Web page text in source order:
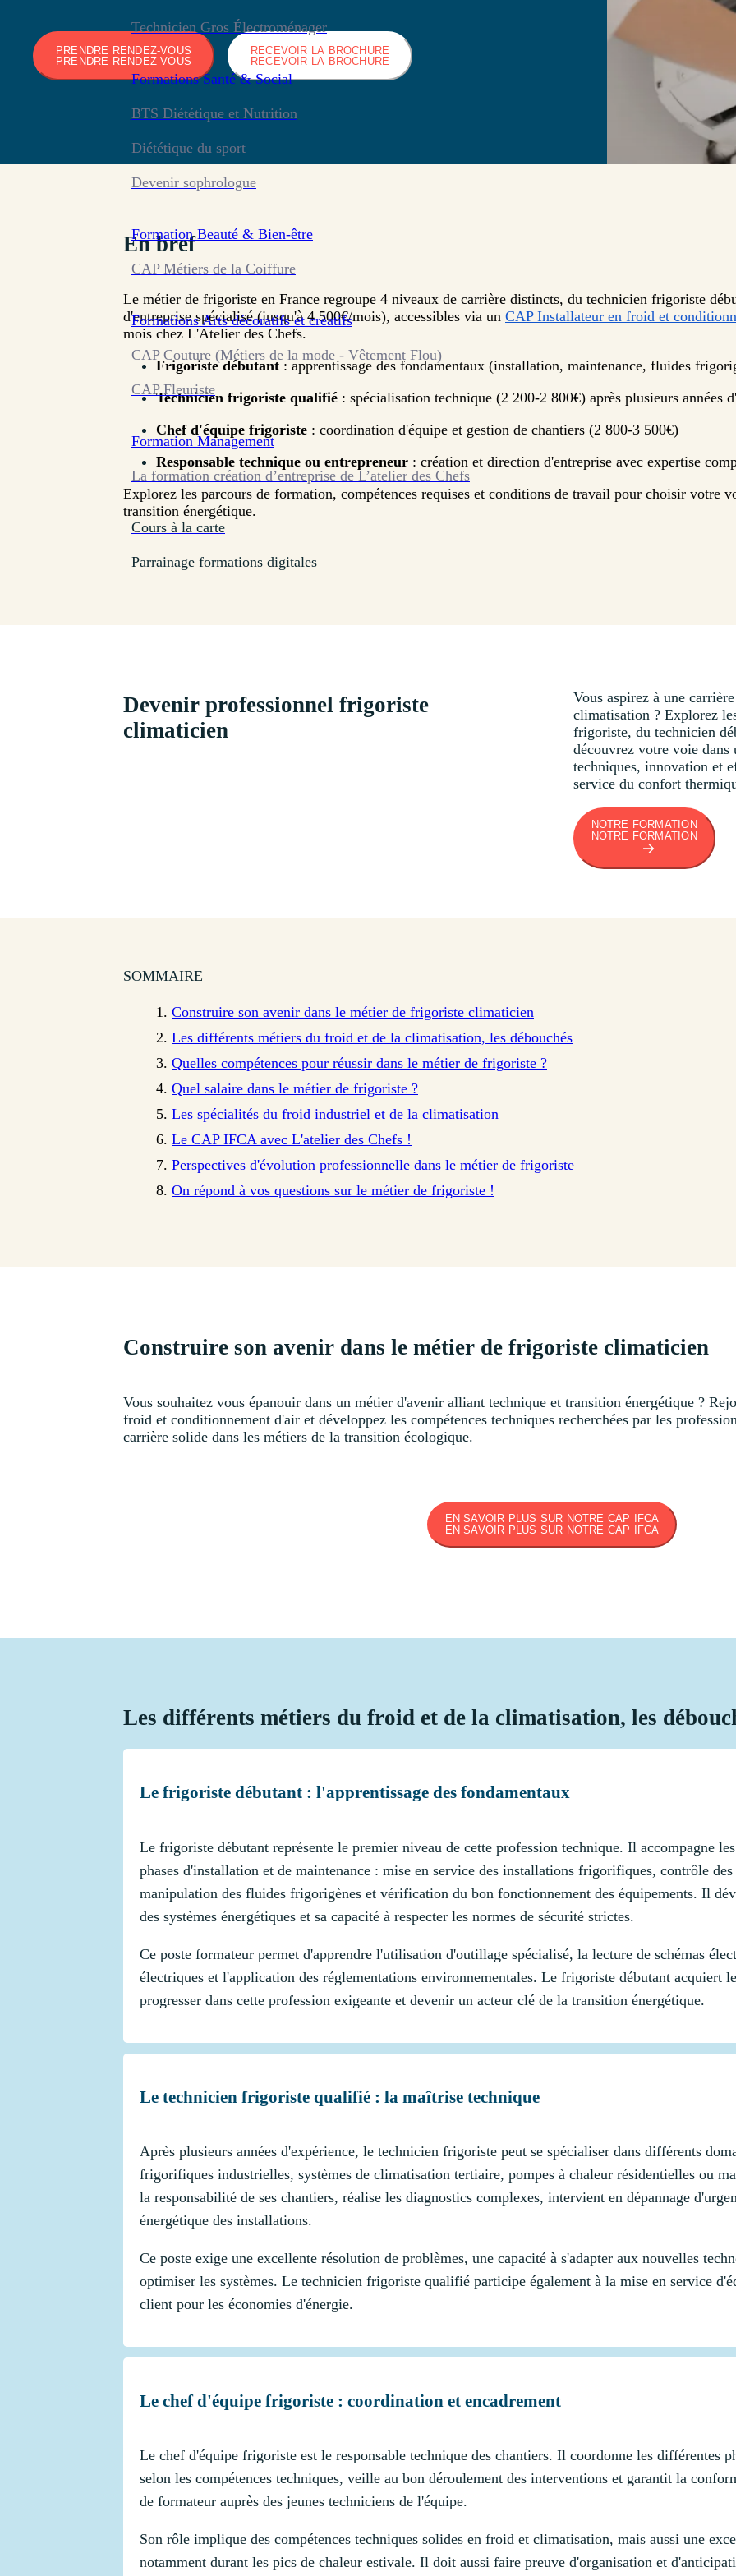
Technicien Gros Électroménager
Formations Santé & Social
BTS Diététique et Nutrition
Diététique du sport
Devenir sophrologue
Formation Beauté & Bien-être
CAP Métiers de la Coiffure
Formations Arts décoratifs et créatifs
CAP Couture (Métiers de la mode - Vêtement Flou)
CAP Fleuriste
Formation Management
La formation création d’entreprise de L’atelier des Chefs
Cours à la carte
Parrainage formations digitales
PRENDRE RENDEZ-VOUS
PRENDRE RENDEZ-VOUS
RECEVOIR LA BROCHURE
RECEVOIR LA BROCHURE
En bref
Le métier de frigoriste en France regroupe 4 niveaux de carrière distincts, du technicien frigoriste
d'entreprise spécialisé (jusqu'à 4 500€/mois), accessibles via un CAP Installateur en froid et
mois chez L'Atelier des Chefs.
Frigoriste débutant: apprentissage des fondamentaux (installation, maintenance, fluides
Technicien frigoriste qualifié : spécialisation technique (2 200-2 800€) après plusieurs années
Chef d'équipe frigoriste : coordination d'équipe et gestion de chantiers (2 800-3 500€)
Responsable technique ou entrepreneur : création et direction d'entreprise avec expertise
Explorez les parcours de formation, compétences requises et conditions de travail pour choisir votre
transition énergétique.
Devenir professionnel frigoriste
climaticien
Vous aspirez à une
climatisation ? Explorez
frigoriste, du technicien
découvrez votre voie dans
techniques, innovation et
service du confort
NOTRE FORMATION
NOTRE FORMATION
SOMMAIRE
Construire son avenir dans le métier de frigoriste climaticien
Les différents métiers du froid et de la climatisation, les débouchés
Quelles compétences pour réussir dans le métier de frigoriste ?
Quel salaire dans le métier de frigoriste ?
Les spécialités du froid industriel et de la climatisation
Le CAP IFCA avec L'atelier des Chefs !
Perspectives d'évolution professionnelle dans le métier de frigoriste
On répond à vos questions sur le métier de frigoriste !
Construire son avenir dans le métier de frigoriste climaticien
Vous souhaitez vous épanouir dans un métier d'avenir alliant technique et transition énergétique ?
froid et conditionnement d'air et développez les compétences techniques recherchées par les
carrière solide dans les métiers de la transition écologique.
EN SAVOIR PLUS SUR NOTRE CAP IFCA
EN SAVOIR PLUS SUR NOTRE CAP IFCA
Les différents métiers du froid et de la climatisation, les
Le frigoriste débutant : l'apprentissage des fondamentaux
Le frigoriste débutant représente le premier niveau de cette profession technique. Il accompagne
phases d'installation et de maintenance : mise en service des installations frigorifiques, contrôle
manipulation des fluides frigorigènes et vérification du bon fonctionnement des équipements. Il
des systèmes énergétiques et sa capacité à respecter les normes de sécurité strictes.
Ce poste formateur permet d'apprendre l'utilisation d'outillage spécialisé, la lecture de schémas
électriques et l'application des réglementations environnementales. Le frigoriste débutant acquiert
progresser dans cette profession exigeante et devenir un acteur clé de la transition énergétique.
Le technicien frigoriste qualifié : la maîtrise technique
Après plusieurs années d'expérience, le technicien frigoriste peut se spécialiser dans différents
frigorifiques industrielles, systèmes de climatisation tertiaire, pompes à chaleur résidentielles ou
la responsabilité de ses chantiers, réalise les diagnostics complexes, intervient en dépannage
énergétique des installations.
Ce poste exige une excellente résolution de problèmes, une capacité à s'adapter aux nouvelles
optimiser les systèmes. Le technicien frigoriste qualifié participe également à la mise en service
client pour les économies d'énergie.
Le chef d'équipe frigoriste : coordination et encadrement
Le chef d'équipe frigoriste est le responsable technique des chantiers. Il coordonne les différentes
selon les compétences techniques, veille au bon déroulement des interventions et garantit la
de formateur auprès des jeunes techniciens de l'équipe.
Son rôle implique des compétences techniques solides en froid et climatisation, mais aussi une
notamment durant les pics de chaleur estivale. Il doit aussi faire preuve d'organisation et